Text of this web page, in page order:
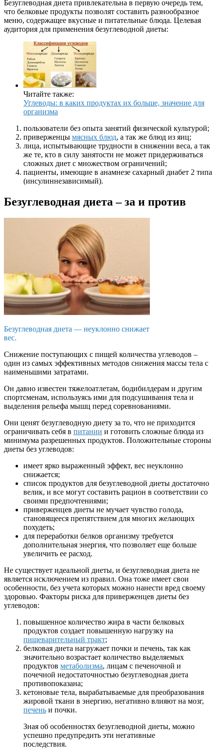
Безуглеводная диета привлекательна в первую очередь тем,
что белковые продукты позволят составить разнообразное
меню, содержащее вкусные и питательные блюда. Целевая
аудитория для применения безуглеводной диеты:
Читайте также:
Углеводы: в каких продуктах их больше, значение для
организма
пользователи без опыта занятий физической культурой;
приверженцы мясных блюд, а так же блюд из яиц;
лица, испытывающие трудности в снижении веса, а так
же те, кто в силу занятости не может придерживаться
сложных диет с множеством ограничений;
пациенты, имеющие в анамнезе сахарный диабет 2 типа
(инсулиннезависимый).
Безуглеводная диета – за и против
Безуглеводная диета — неуклонно снижает
вес.
Снижение поступающих с пищей количества углеводов –
один из самых эффективных методов снижения массы тела с
наименьшими затратами.
Он давно известен тяжелоатлетам, бодибилдерам и другим
спортсменам, используясь ими для подсушивания тела и
выделения рельефа мышц перед соревнованиями.
Они ценят безуглеводную диету за то, что не приходится
ограничивать себя в питании и готовить сложные блюда из
минимума разрешенных продуктов. Положительные стороны
диеты без углеводов:
имеет ярко выраженный эффект, вес неуклонно
снижается;
список продуктов для безуглеводной диеты достаточно
велик, и все могут составить рацион в соответствии со
своими предпочтениями;
приверженцев диеты не мучает чувство голода,
становящееся препятствием для многих желающих
похудеть;
для переработки белков организму требуется
дополнительная энергия, что позволяет еще больше
увеличить ее расход.
Не существует идеальной диеты, и безуглеводная диета не
является исключением из правил. Она тоже имеет свои
особенности, без учета которых можно нанести вред своему
здоровью. Факторы риска для приверженцев диеты без
углеводов:
повышенное количество жира в части белковых
продуктов создает повышенную нагрузку на
пищеварительный тракт;
белковая диета нагружает почки и печень, так как
значительно возрастает количество выделяемых
продуктов метаболизма, лицам с печеночной и
почечной недостаточностью безуглеводная диета
противопоказана;
кетоновые тела, вырабатываемые для преобразования
жировой ткани в энергию, негативно влияют на мозг,
печень и почки.
Зная об особенностях безуглеводной диеты, можно
успешно предупредить эти негативные
последствия.